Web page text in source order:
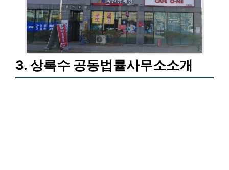
3. 상록수 공동법률사무소소개